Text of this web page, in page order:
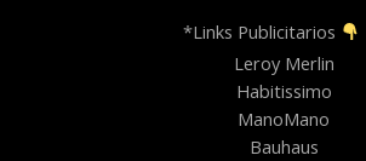
*Links Publicitarios
Leroy Merlin
Habitissimo
ManoMano
Bauhaus